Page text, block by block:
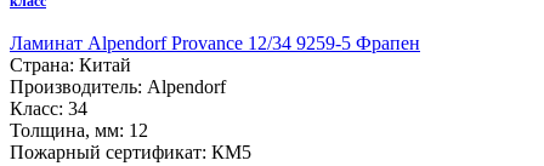
Ламинат Alpendorf Provance 12/34 9259-5 Фрапен
Страна: Китай
Производитель: Alpendorf
Класс: 34
Толщина, мм: 12
Пожарный сертификат: КМ5